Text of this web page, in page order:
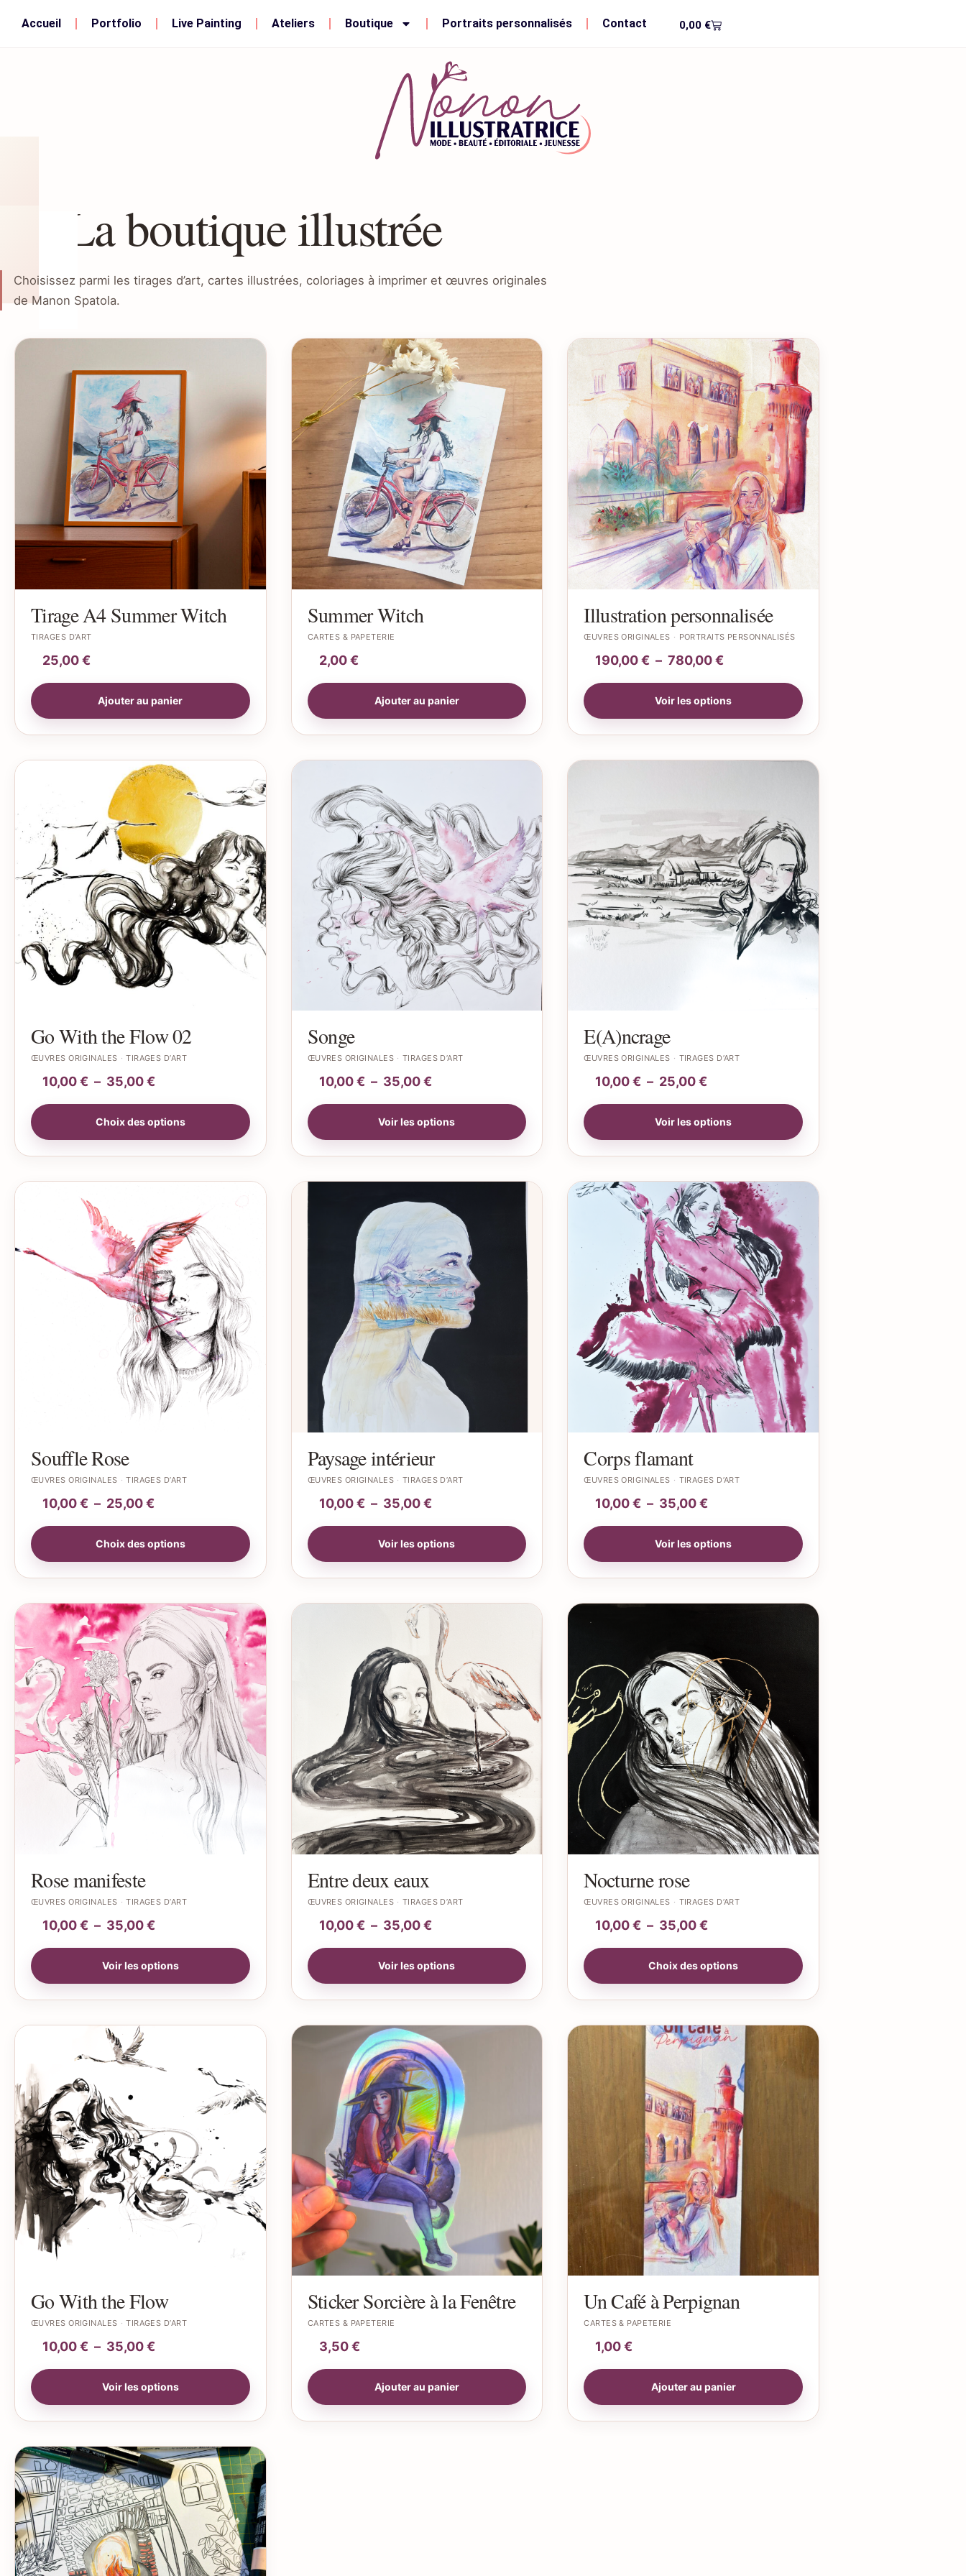
Accueil Portfolio Live Painting Ateliers Boutique Portraits personnalisés Contact 0,00 €
Tirage A4 Summer Witch
TIRAGES D’ART
25,00€
Ajouter au panier
Summer Witch
CARTES & PAPETERIE
2,00€
Ajouter au panier
Illustration personnalisée
ŒUVRES ORIGINALES PORTRAITS PERSONNALISÉS
190,00€ – 780,00€
Voir les options
Go With the Flow 02
ŒUVRES ORIGINALES TIRAGES D’ART
10,00€ – 35,00€
Choix des options
Songe
ŒUVRES ORIGINALES TIRAGES D’ART
10,00€ – 35,00€
Voir les options
E(A)ncrage
ŒUVRES ORIGINALES TIRAGES D’ART
10,00€ – 25,00€
Voir les options
Souffle Rose
ŒUVRES ORIGINALES TIRAGES D’ART
10,00€ – 25,00€
Choix des options
Paysage intérieur
ŒUVRES ORIGINALES TIRAGES D’ART
10,00€ – 35,00€
Voir les options
Corps flamant
ŒUVRES ORIGINALES TIRAGES D’ART
10,00€ – 35,00€
Voir les options
Rose manifeste
ŒUVRES ORIGINALES TIRAGES D’ART
10,00€ – 35,00€
Voir les options
Entre deux eaux
ŒUVRES ORIGINALES TIRAGES D’ART
10,00€ – 35,00€
Voir les options
Nocturne rose
ŒUVRES ORIGINALES TIRAGES D’ART
10,00€ – 35,00€
Choix des options
Go With the Flow
ŒUVRES ORIGINALES TIRAGES D’ART
10,00€ – 35,00€
Voir les options
Sticker Sorcière à la Fenêtre
CARTES & PAPETERIE
3,50€
Ajouter au panier
Un Café à Perpignan
CARTES & PAPETERIE
1,00€
Ajouter au panier